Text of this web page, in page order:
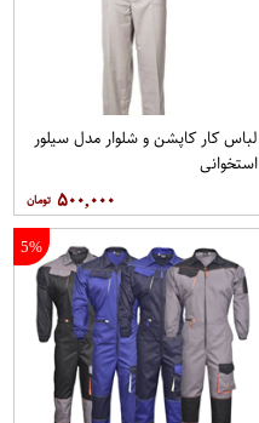
لباس کار کاپشن و شلوار مدل سیلور
استخوانی
۵۰۰,۰۰۰
5%